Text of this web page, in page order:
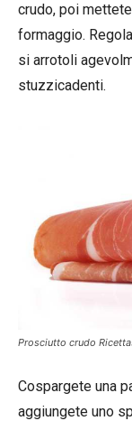
crudo, poi
formaggio.
si arrotoli
stuzzicadenti.
Prosciutto crudo
Cospargete una
aggiungete uno